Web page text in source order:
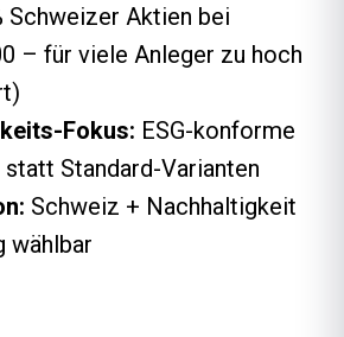
Schweizer Aktien bei
– für viele Anleger zu hoch
Fokus: ESG-konforme
Standard-Varianten
Schweiz + Nachhaltigkeit
wählbar